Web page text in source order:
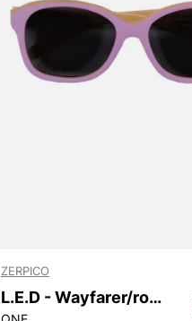
ZERPICO
L.E.D - Wayfarer/round